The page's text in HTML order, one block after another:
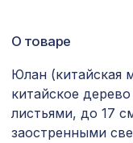
О товаре
Юлан (китайская
китайское
листьями, до 17
заостренными